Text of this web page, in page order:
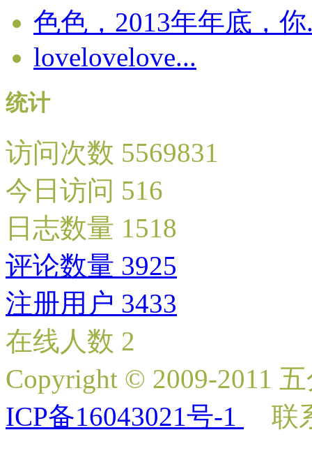
色色，2013年年底，你
lovelovelove...
统计
访问次数 5569831
今日访问 516
日志数量 1518
评论数量 3925
注册用户 3433
在线人数 2
Copyright © 2009-2011
ICP备16043021号-1
联